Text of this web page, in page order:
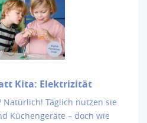
Kita: Elektrizität
Täglich nutzen sie
Küchengeräte – doch wie